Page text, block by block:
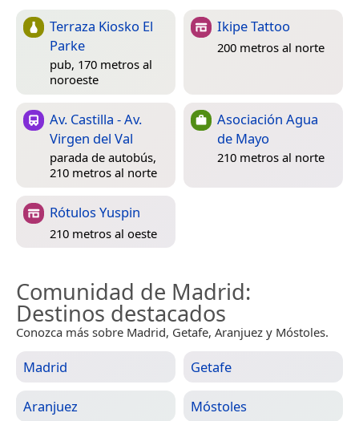
Terraza Kiosko El
Parke
pub, 170 metros al
noroeste
Ikipe Tattoo
200 metros al norte
Av. Castilla - Av.
Virgen del Val
parada de autobús,
210 metros al norte
Asociación Agua
de Mayo
210 metros al norte
Rótulos Yuspin
210 metros al oeste
Comunidad de Madrid:
Destinos destacados
Conozca más sobre Madrid, Getafe, Aranjuez y Móstoles.
Madrid Getafe
Aranjuez Móstoles